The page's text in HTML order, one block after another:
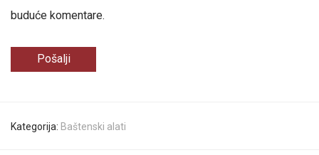
buduće komentare.
Kategorija: Baštenski alati